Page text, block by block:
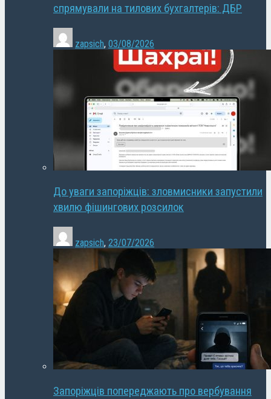
спрямували на тилових бухгалтерів: ДБР
zapsich, 03/08/2026
До уваги запоріжців: зловмисники запустили
хвилю фішингових розсилок
zapsich, 23/07/2026
Запоріжців попереджають про вербування